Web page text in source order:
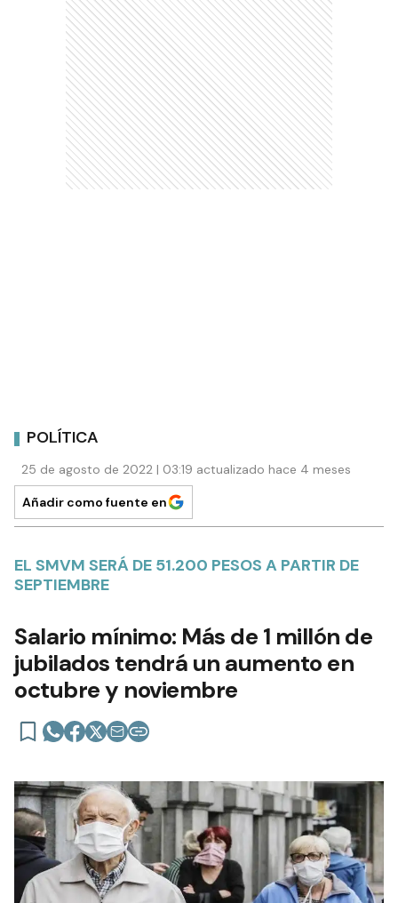
POLÍTICA
25 de agosto de 2022 | 03:19 actualizado hace 4 meses
Añadir como fuente en
EL SMVM SERÁ DE 51.200 PESOS A PARTIR DE
SEPTIEMBRE
Salario mínimo: Más de 1 millón de
jubilados tendrá un aumento en
octubre y noviembre